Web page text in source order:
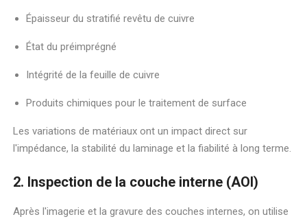
Épaisseur du stratifié revêtu de cuivre
État du préimprégné
Intégrité de la feuille de cuivre
Produits chimiques pour le traitement de surface
Les variations de matériaux ont un impact direct sur
l'impédance, la stabilité du laminage et la fiabilité à long terme.
2. Inspection de la couche interne (AOI)
Après l'imagerie et la gravure des couches internes, on utilise